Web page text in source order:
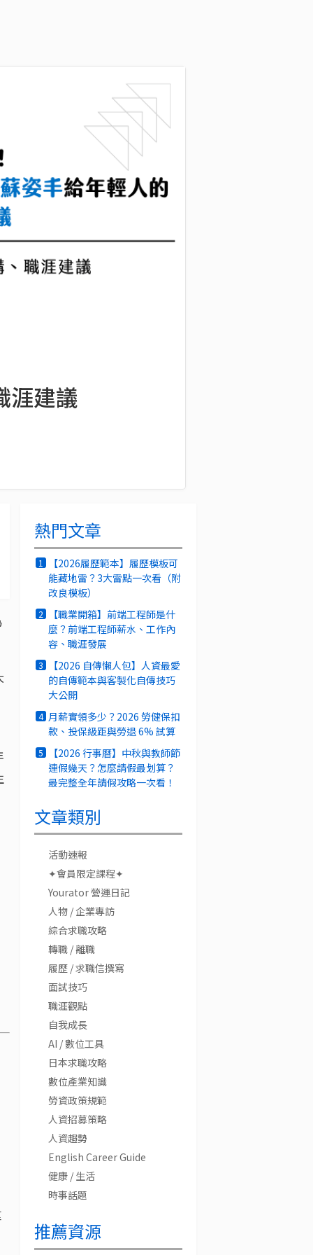
涯建議
熱門文章
1
【2026履歷範本】履歷模板可
能藏地雷？3大雷點一次看（附
改良模板）
2
【職業開箱】前端工程師是什
麼？前端工程師薪水、工作內
容、職涯發展
3
【2026 自傳懶人包】人資最愛
的自傳範本與客製化自傳技巧
大公開
4 月薪實領多少？2026 勞健保扣
款、投保級距與勞退 6% 試算
5
【2026 行事曆】中秋與教師節
連假幾天？怎麼請假最划算？
最完整全年請假攻略一次看！
文章類別
活動速報
✦會員限定課程✦
Yourator 營運日記
人物 / 企業專訪
綜合求職攻略
轉職 / 離職
履歷 / 求職信撰寫
面試技巧
職涯觀點
自我成長
AI / 數位工具
日本求職攻略
數位產業知識
勞資政策規範
人資招募策略
人資趨勢
English Career Guide
健康 / 生活
時事話題
推薦資源